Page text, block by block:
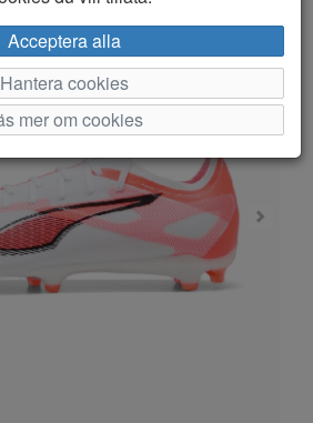
Acceptera alla
Hantera cookies
mer om cookies